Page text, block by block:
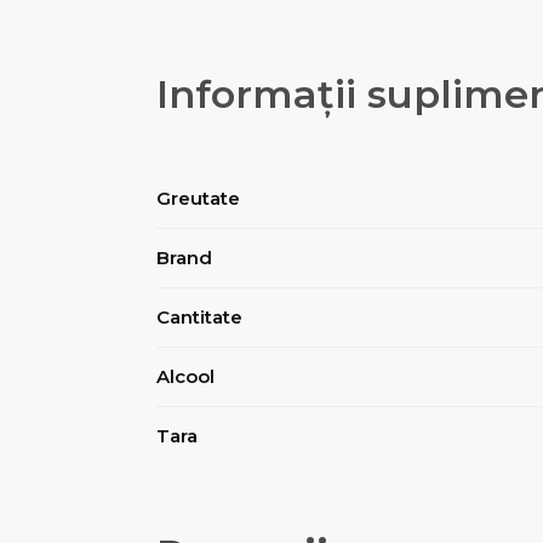
Informații
Greutate
Brand
Cantitate
Alcool
Tara